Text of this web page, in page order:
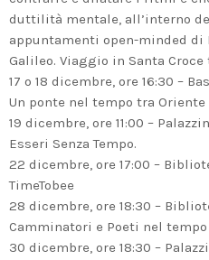
duttilità mentale, all’interno
appuntamenti open-minded di
Galileo. Viaggio in Santa
17 o 18 dicembre, ore 16:30 –
Un ponte nel tempo tra Oriente
19 dicembre, ore 11:00 –
Esseri Senza Tempo.
22 dicembre, ore 17:00 –
TimeTobee
28 dicembre, ore 18:30 –
Camminatori e Poeti nel
30 dicembre, ore 18:30 –